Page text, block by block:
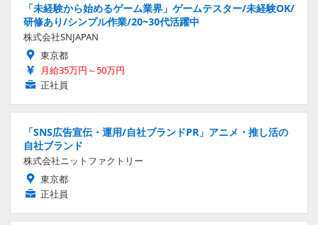
「未経験から始めるゲーム業界」ゲームテスター/未経験OK/
研修あり/シンプル作業/20~30代活躍中
株式会社SNJAPAN
東京都
月給35万円～50万円
正社員
「SNS広告宣伝・運用/自社ブランドPR」アニメ・推し活の
自社ブランド
株式会社ニットファクトリー
東京都
正社員